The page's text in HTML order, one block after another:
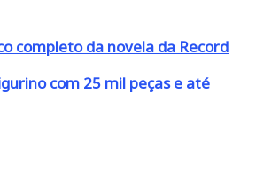
completo da novela da Record
com 25 mil peças e até